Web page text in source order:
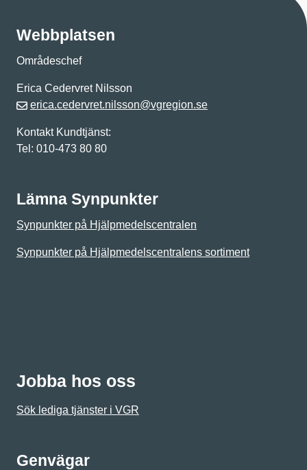
Webbplatsen
Områdeschef
Erica Cedervret Nilsson
erica.cedervret.nilsson@vgregion.se
Kontakt Kundtjänst:
Tel: 010-473 80 80
Lämna Synpunkter
Synpunkter på Hjälpmedelscentralen
Synpunkter på Hjälpmedelscentralens sortiment
Jobba hos oss
Sök lediga tjänster i VGR
Genvägar